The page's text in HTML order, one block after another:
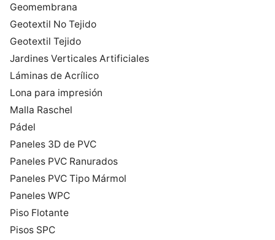
Geomembrana
Geotextil No Tejido
Geotextil Tejido
Jardines Verticales Artificiales
Láminas de Acrílico
Lona para impresión
Malla Raschel
Pádel
Paneles 3D de PVC
Paneles PVC Ranurados
Paneles PVC Tipo Mármol
Paneles WPC
Piso Flotante
Pisos SPC